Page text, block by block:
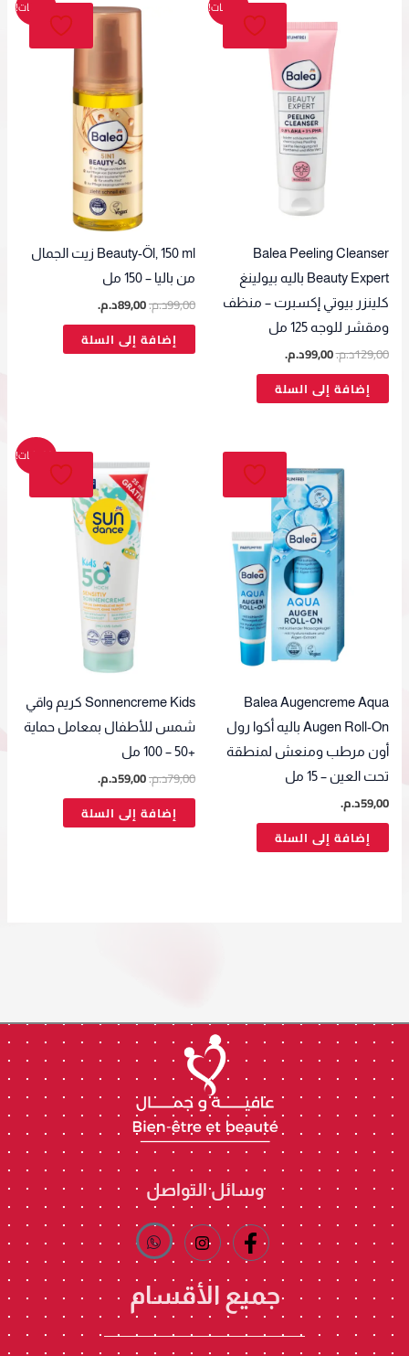
تخفيضات!
Balea Peeling Cleanser
Beauty Expert باليه بيولينغ
كلينزر بيوتي إكسبرت – منظف
ومقشر للوجه 125 مل
129,00د.م.
هو:
129,00د.م..
99,00د.م.
هو:
99,00د.م..
إضافة إلى السلة
تخفيضات!
Beauty-Öl, 150 ml زيت الجمال
من باليا – 150 مل
99,00د.م.
الأصلي
99,00د.م..
89,00د.م.
الحالي
89,00د.م..
إضافة إلى السلة
Balea Augencreme Aqua
Augen Roll-On باليه أكوا رول
أون مرطب ومنعش لمنطقة
تحت العين – 15 مل
59,00د.م.
إضافة إلى السلة
تخفيضات!
Sonnencreme Kids كريم واقي
شمس للأطفال بمعامل حماية
79,00د.م.
الأصلي
هو:
79,00د.م..
59,00د.م.
السعر
الحالي
هو:
59,00د.م..
إضافة إلى السلة
وسائل التواصل
جميع الأقسام